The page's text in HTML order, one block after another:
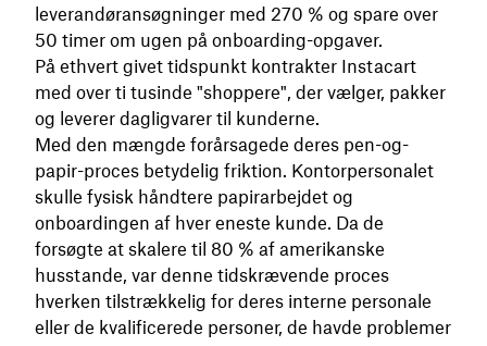
leverandøransøgninger med 270 % og spare over
50 timer om ugen på onboarding-opgaver.
På ethvert givet tidspunkt kontrakter Instacart
med over ti tusinde "shoppere", der vælger, pakker
og leverer dagligvarer til kunderne.
Med den mængde forårsagede deres pen-og-
papir-proces betydelig friktion. Kontorpersonalet
skulle fysisk håndtere papirarbejdet og
onboardingen af ​​hver eneste kunde. Da de
forsøgte at skalere til 80 % af amerikanske
husstande, var denne tidskrævende proces
hverken tilstrækkelig for deres interne personale
eller de kvalificerede personer, de havde problemer